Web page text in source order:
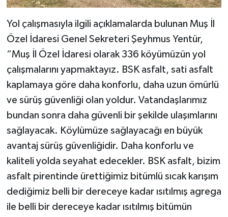
Yol çalışmasıyla ilgili açıklamalarda bulunan Muş İl
Özel İdaresi Genel Sekreteri Şeyhmus Yentür,
“Muş İl Özel İdaresi olarak 336 köyümüzün yol
çalışmalarını yapmaktayız. BSK asfalt, sati asfalt
kaplamaya göre daha konforlu, daha uzun ömürlü
ve sürüş güvenliği olan yoldur. Vatandaşlarımız
bundan sonra daha güvenli bir şekilde ulaşımlarını
sağlayacak. Köylümüze sağlayacağı en büyük
avantaj sürüş güvenliğidir. Daha konforlu ve
kaliteli yolda seyahat edecekler. BSK asfalt, bizim
asfalt pirentinde ürettiğimiz bitümlü sıcak karışım
dediğimiz belli bir dereceye kadar ısıtılmış agrega
ile belli bir dereceye kadar ısıtılmış bitümün